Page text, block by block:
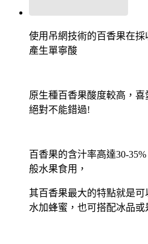
使用吊網技術的百香果在
產生單寧酸
原生種百香果酸度較高，
絕對不能錯過!
百香果的含汁率高達30-
般水果食用，
其百香果最大的特點就是
水加蜂蜜，也可搭配冰品或